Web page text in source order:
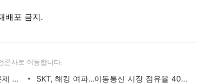
배포 금지.
론사로 이동합니다.
[단독] 쿠팡 프레시백 개선…오남용 문제 해결할까 SKT, 해킹 여파...이동통신 시장 점유율 40% 깨져